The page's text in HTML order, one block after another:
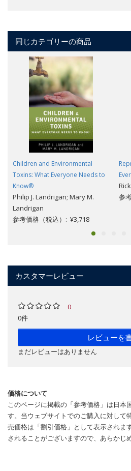
同じカテゴリーの商品
Children and Environmental
Toxins: What Everyone Needs to
Know®
Philip J. Landrigan; Mary M.
Landrigan
参考価格（税込）: ¥3,718
参
カスタマーレビュー
0
0件
レビューを
まだレビューはありません
価格について
このページに掲載の「参考価格」は日本
す。当ウェブサイトでのご購入に対して
売価格は「割引価格」として表示されま
されることがございますので、あらかじ